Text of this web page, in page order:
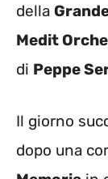
della
Medit
di Peppe
Il giorno
dopo una